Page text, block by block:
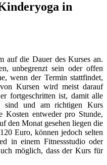
in
auf die Dauer des Kurses an.
unbegrenzt sein oder offen
wenn der Termin stattfindet,
Kursen wird meist darauf
fortgeschritten ist, damit alle
und am richtigen Kurs
Kosten entweder pro Stunde,
den Monat gesehen liegen die
Euro, können jedoch selten
in einem Fitnessstudio oder
möglich, dass der Kurs für